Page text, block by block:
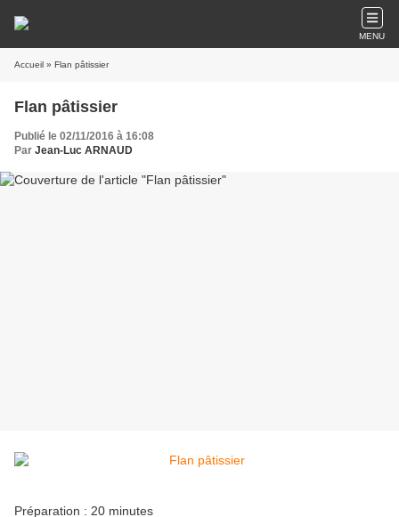
MENU
Accueil » Flan pâtissier
Flan pâtissier
Publié le 02/11/2016 à 16:08
Par Jean-Luc ARNAUD
Préparation : 20 minutes